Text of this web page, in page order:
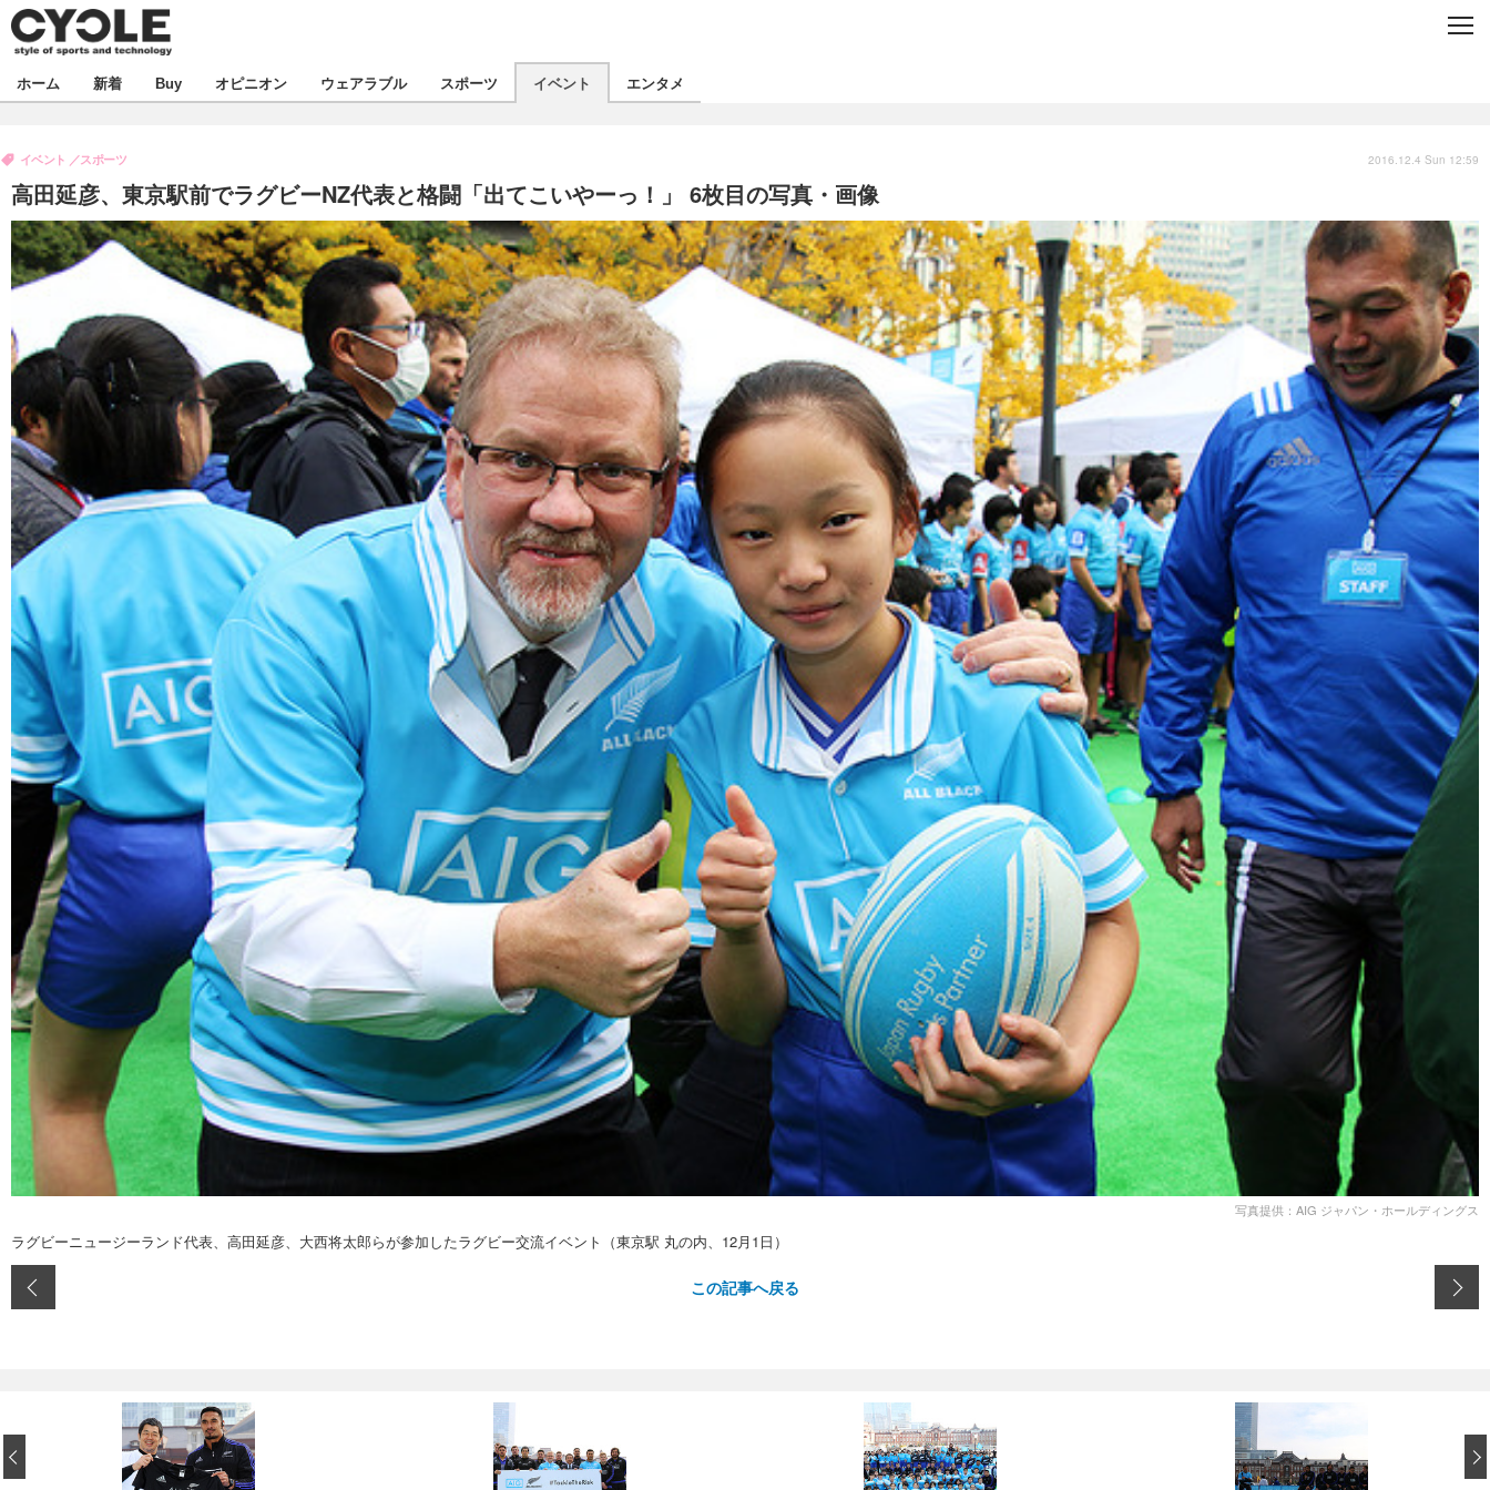
C
飲食
ボイス
デバイス
ビジネス
海外
スポーツ
短信
まとめ
選手
写真
動画
イベント
試乗会
スポーツ
ツアー
文化
芸能
出版／映画
話題
ファッション
デザイン
動画
ライフ
社会
政治
ハウツー
ホーム 新着 Buy オピニオン ウェアラブル スポーツ イベント エンタメ
高田延彦、東京駅前でラグビーNZ代表と格闘「出てこいやーっ！」 6枚目の写真・画像
イベント スポーツ 2016.12.4 Sun 12:59
写真提供：AIG ジャパン・ホールディングス
ラグビーニュージーランド代表、高田延彦、大西将太郎らが参加したラグビー交流イベント（東京駅 丸の内、12月1日）
この記事へ戻る